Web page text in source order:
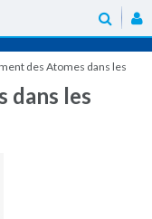
des Atomes dans les
dans les